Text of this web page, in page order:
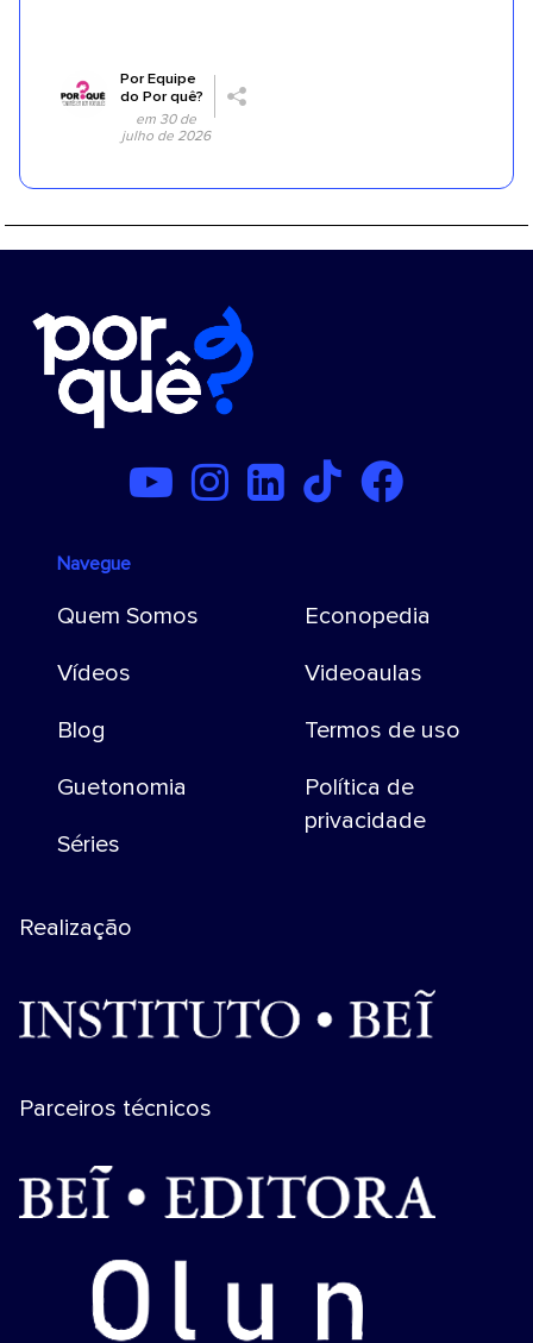
PorEquipe
do Por quê?
em 30 de
julho de 2026
Navegue
Quem Somos
Vídeos
Blog
Guetonomia
Séries
Econopedia
Videoaulas
Termos de uso
Política de
privacidade
Realização
Parceiros técnicos